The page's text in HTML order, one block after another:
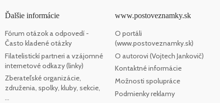
Ďalšie informácie
Fórum otázok a odpovedí -
Často kladené otázky
Filatelistickí partneri a vzájomné
internetové odkazy (linky)
Zberateľské organizácie,
združenia, spolky, kluby, sekcie,
...
www.postoveznamky.sk
O portáli
(www.postoveznamky.sk)
O autorovi (Vojtech Jankovič)
Kontaktné informácie
Možnosti spolupráce
Podmienky reklamy